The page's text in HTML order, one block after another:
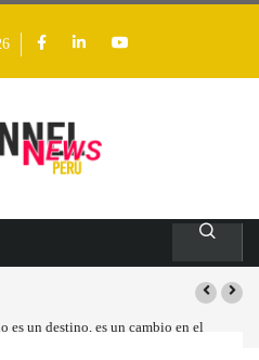
es un destino, es un cambio en el